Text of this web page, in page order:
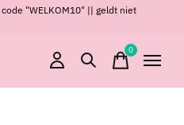
"WELKOM10" || geldt niet
0items